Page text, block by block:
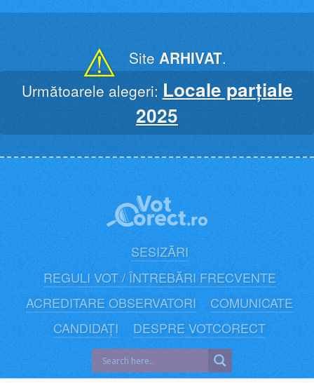
⚠ Site ARHIVAT.
Următoarele alegeri: Locale parțiale
2025
SESIZĂRI
REGULI VOT / ÎNTREBĂRI FRECVENTE
ACREDITARE OBSERVATORI
COMUNICATE
CANDIDAȚI
DESPRE VOTCORECT